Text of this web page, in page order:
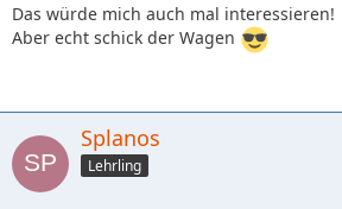
Das würde mich auch mal interessieren!
Aber echt schick der Wagen
Splanos
Lehrling